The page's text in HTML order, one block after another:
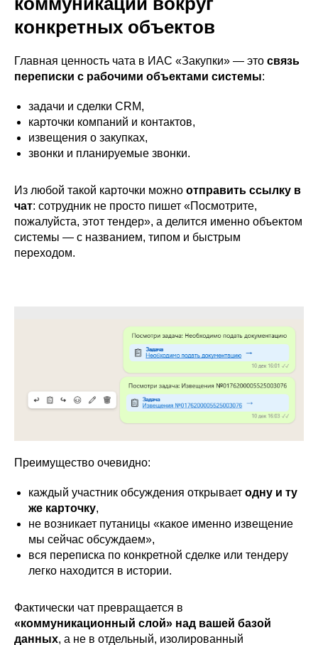
конкретных объектов
Главная ценность чата в ИАС «Закупки» — это связь
переписки с рабочими объектами системы:
задачи и сделки CRM,
карточки компаний и контактов,
извещения о закупках,
звонки и планируемые звонки.
Из любой такой карточки можно отправить ссылку в
чат: сотрудник не просто пишет «Посмотрите,
пожалуйста, этот тендер», а делится именно объектом
системы — с названием, типом и быстрым
переходом.
Преимущество очевидно:
каждый участник обсуждения открывает одну и ту
же карточку,
не возникает путаницы «какое именно извещение
мы сейчас обсуждаем»,
вся переписка по конкретной сделке или тендеру
легко находится в истории.
Фактически чат превращается в
«коммуникационный слой» над вашей базой
данных, а не в отдельный, изолированный